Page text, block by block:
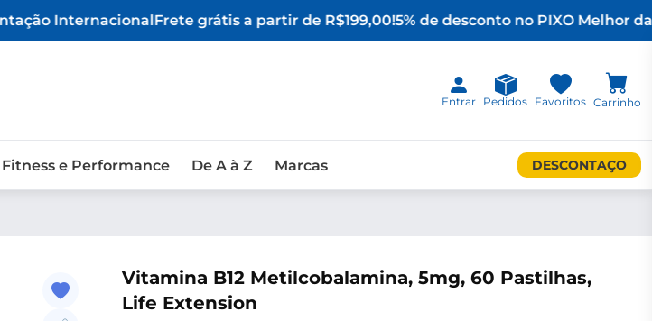
InternacionalFrete grátis a partir de R$199,00!5% de desconto no PIXO Melhor da
Entrar Pedidos Favoritos Carrinho
Fitness e Performance De A à Z Marcas DESCONTAÇO
Vitamina B12 Metilcobalamina, 5mg, 60 Pastilhas,
Life Extension